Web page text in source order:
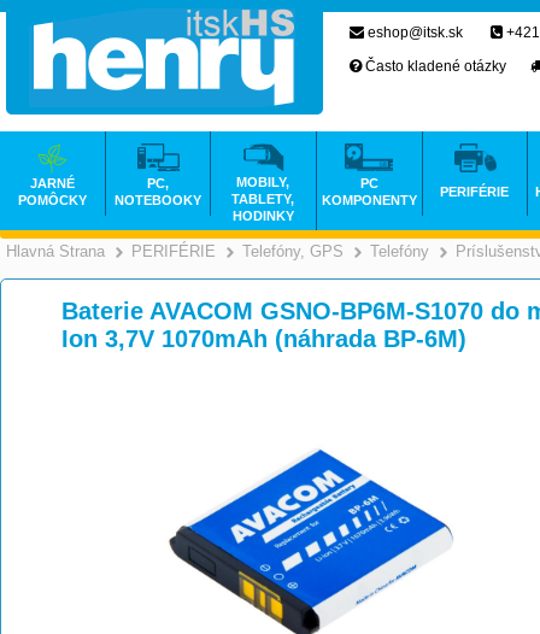
Hlavná Strana >
PERIFÉRIE >
Telefóny, GPS >
Telefóny
Baterie AVACOM GSNO-BP6M-S1070 do
Ion 3,7V 1070mAh (náhrada BP-6M)
eshop@itsk.sk
Často kladené otázky
JARNÉ
POMÔCKY
PC,
NOTEBOOKY
MOBILY,
TABLETY,
HODINKY
PC
KOMPONENTY
PERIFÉRIE